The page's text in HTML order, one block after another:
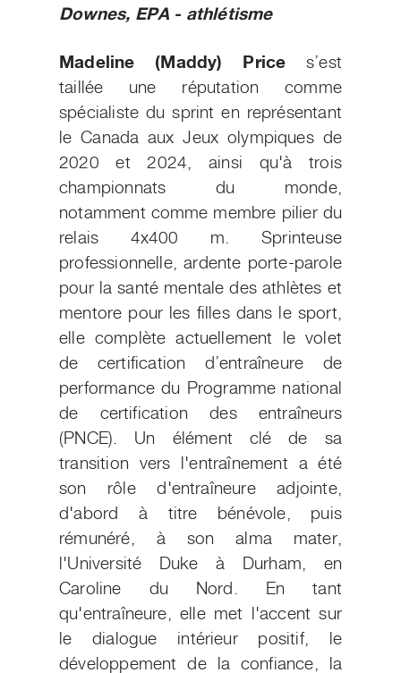
Downes, EPA - athlétisme
Madeline (Maddy) Price s’est
taill ée une réputationcomme
spécialiste du sprint en représentant
le Canada aux Jeux olympiques de
2020 et 2024, ainsi qu'à trois
championnats du monde,
notamment comme membre pilier du
relais 4x400 m. Sprinteuse
professionnelle, ardente porte-parole
pour la santé mentale des athlètes et
mentore pour les filles dans le sport,
elle complète actuellement le volet
de certification d’entraîneure de
performance du Programme national
de certification des entraîneurs
(PNCE). Un élément clé de sa
transition vers l'entraînement a été
son rôle d'entraîneure adjointe,
d'abord à titre bénévole, puis
rémunéré, à son alma mater,
l'Université Duke à Durham, en
Caroline du Nord. En tant
qu'entraîneure, elle met l'accent sur
le dialogue intérieur positif, le
développement de la confiance, la